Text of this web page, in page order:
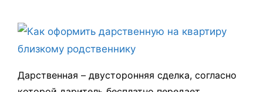
Дарственная – двусторонняя сделка, согласно